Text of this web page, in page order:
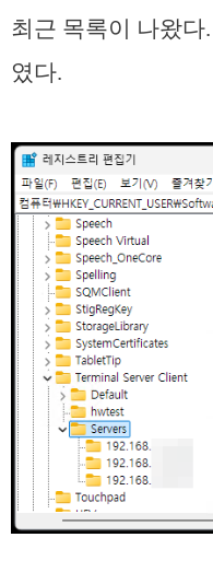
최근 목록이 나왔
였다.